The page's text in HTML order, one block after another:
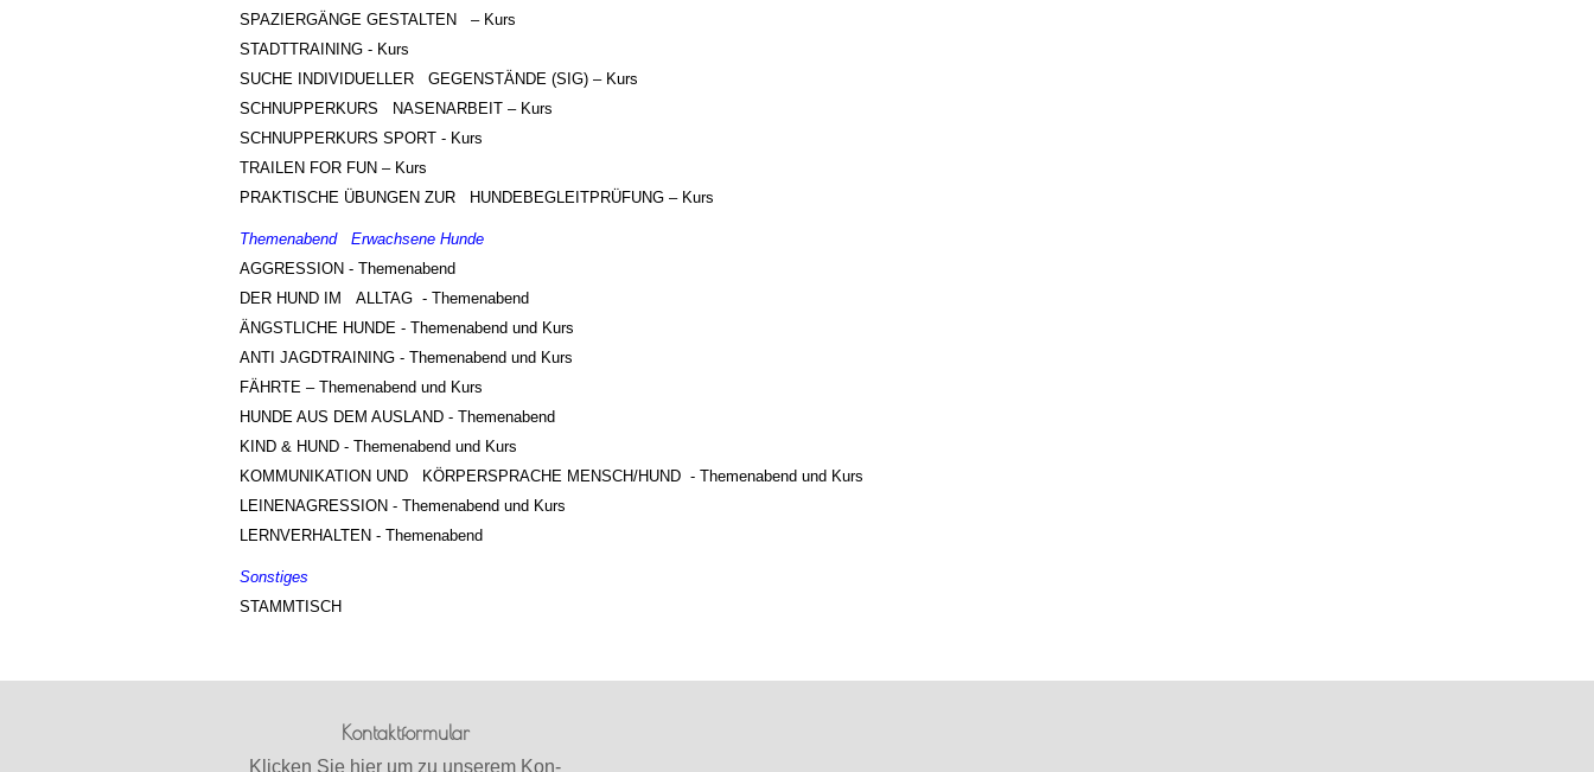
SPAZIERGÄNGE GESTALTEN – Kurs
STADTTRAINING - Kurs
SUCHE INDIVIDUELLER GEGENSTÄNDE (SIG) – Kurs
SCHNUPPERKURS NASENARBEIT – Kurs
SCHNUPPERKURS SPORT - Kurs
TRAILEN FOR FUN – Kurs
PRAKTISCHE ÜBUNGEN ZUR HUNDEBEGLEITPRÜFUNG – Kurs
Themenabend Erwachsene Hunde
AGGRESSION - Themenabend
DER HUND IM ALLTAG - Themenabend
ÄNGSTLICHE HUNDE - Themenabend und Kurs
ANTI JAGDTRAINING - Themenabend und Kurs
FÄHRTE – Themenabend und Kurs
HUNDE AUS DEM AUSLAND - Themenabend
KIND & HUND - Themenabend und Kurs
KOMMUNIKATION UND KÖRPERSPRACHE MENSCH/HUND - Themenabend und Kurs
LEINENAGRESSION - Themenabend und Kurs
LERNVERHALTEN - Themenabend
Sonstiges
STAMMTISCH
Kontaktformular
Klicken Sie hier um zu unserem Kon­